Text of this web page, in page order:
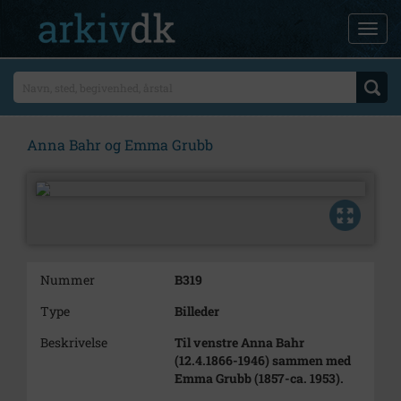
Anna Bahr og Emma Grubb
Nummer
B319
Type
Billeder
Beskrivelse
Til venstre Anna Bahr
(12.4.1866-1946) sammen med
Emma Grubb (1857-ca. 1953).